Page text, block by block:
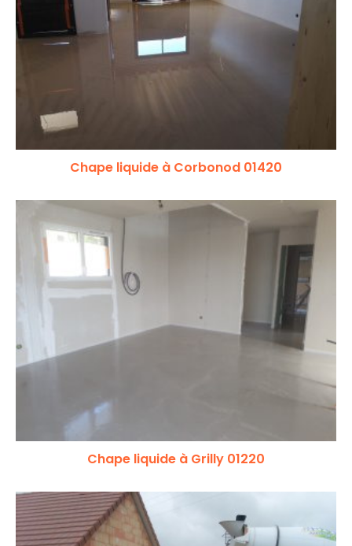
Chape liquide à Corbonod 01420
Chape liquide à Grilly 01220